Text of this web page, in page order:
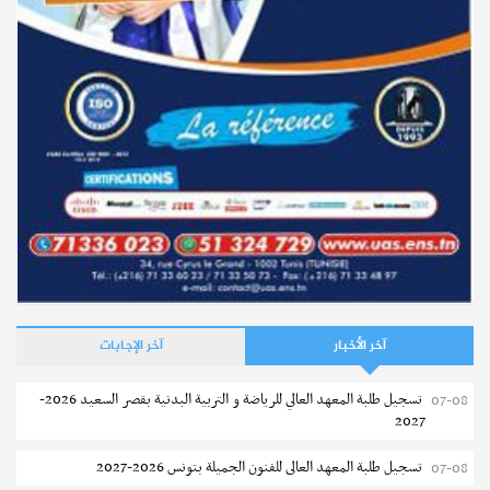
مستجدات
فتح باب الترشح لمناظرة الإلتحاق بشعبة الرياضة 2026-2027
مستجدات
إجابات
كيف تصبح مدربا رياضيا ؟
نشر في10-07-2017 – مطالعات : 38987
آخر الأخبار آخر الإجابات
07-08
تسجيل طلبة المعهد العالي للرياضة و التربية البدنية بقصر السعيد 2026-
2027
07-08 تسجيل طلبة المعهد العالى للفنون الجميلة بتونس 2026-2027